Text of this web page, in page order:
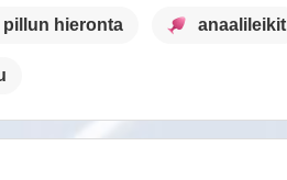
pillun hieronta anaalileikit